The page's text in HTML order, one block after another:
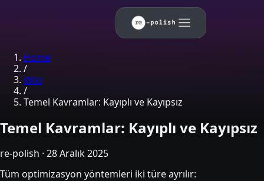
Home
/
Wiki
/
Temel Kavramlar: Kayıplı ve Kayıpsız
Temel Kavramlar: Kayıplı ve Kayıpsız
re-polish · 28 Aralık 2025
Tüm optimizasyon yöntemleri iki türe ayrılır: